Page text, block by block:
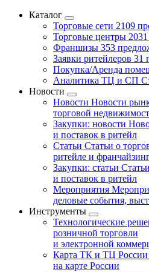
Каталог
Торговые сети 2109
Торговые центры
Франшизы 353
Заявки ритейлеров 31
Покупка/Аренда
Аналитика ТЦ и СП
Новости
Новости Новости
торговой
Закупки: новости
и поставок в ритейл
Статьи Статьи о
ритейле и
Закупки: статьи
и поставок в ритейл
Мероприятия
деловые события,
Инструменты
Технологические
розничной торговли
и электронной
Карта ТК и ТЦ России
на карте России